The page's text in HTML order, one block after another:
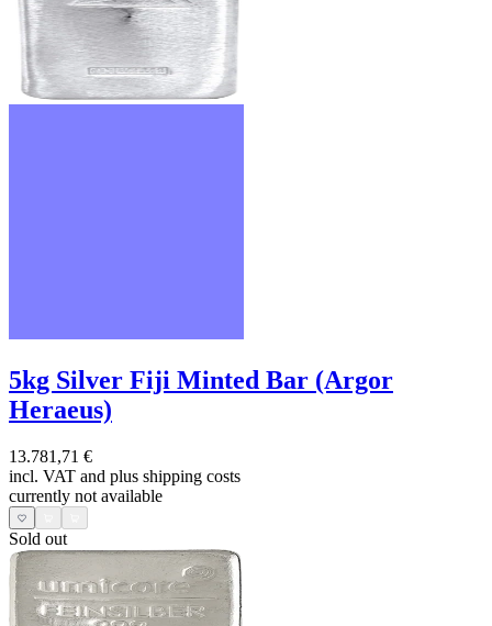
5kg Silver Fiji Minted Bar (Argor
Heraeus)
13.781,71 €
incl. VAT and plus shipping costs
currently not available
Sold out